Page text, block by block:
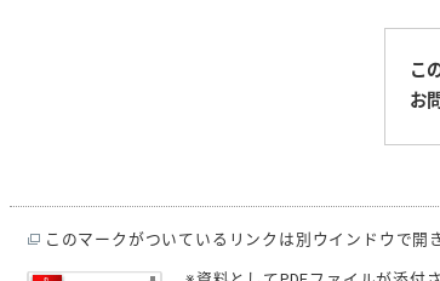
こ
お
このマークがついているリンクは別ウインドウで開